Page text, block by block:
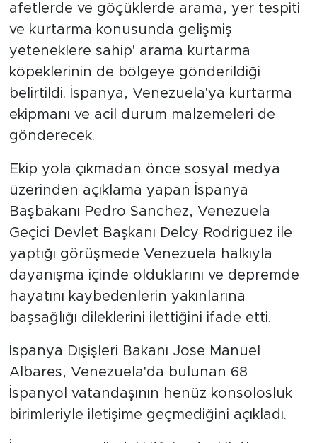
afetlerde ve göçüklerde arama, yer tespiti
ve kurtarma konusunda gelişmiş
yeteneklere sahip' arama kurtarma
köpeklerinin de bölgeye gönderildiği
belirtildi. İspanya, Venezuela'ya kurtarma
ekipmanı ve acil durum malzemeleri de
gönderecek.
Ekip yola çıkmadan önce sosyal medya
üzerinden açıklama yapan İspanya
Başbakanı Pedro Sanchez, Venezuela
Geçici Devlet Başkanı Delcy Rodriguez ile
yaptığı görüşmede Venezuela halkıyla
dayanışma içinde olduklarını ve depremde
hayatını kaybedenlerin yakınlarına
başsağlığı dileklerini ilettiğini ifade etti.
İspanya Dışişleri Bakanı Jose Manuel
Albares, Venezuela'da bulunan 68
İspanyol vatandaşının henüz konsolosluk
birimleriyle iletişime geçmediğini açıkladı.